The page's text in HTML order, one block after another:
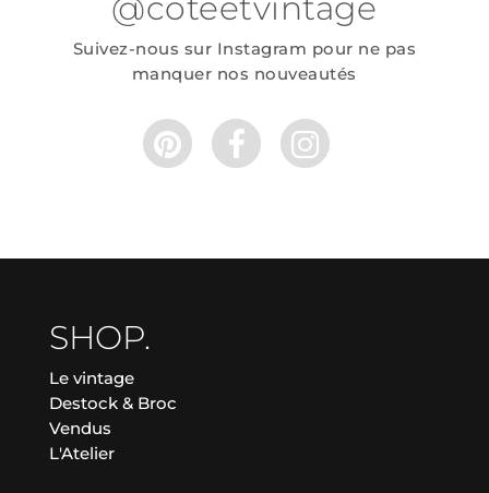
@coteetvintage
Suivez-nous sur Instagram pour ne pas
manquer nos nouveautés
SHOP.
Le vintage
Destock & Broc
Vendus
L'Atelier